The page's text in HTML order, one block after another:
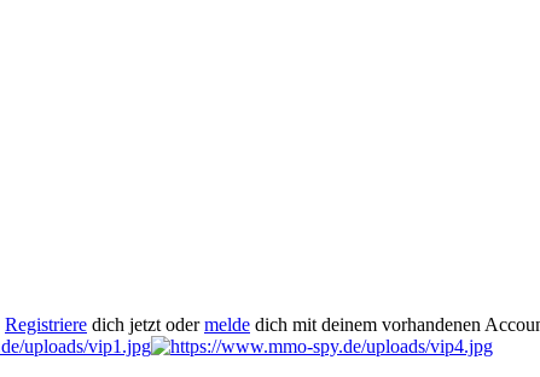
Registriere dich jetzt odermelde dich mit deinem vorhandenen